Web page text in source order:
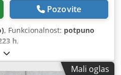
Pozovite
, Funkcionalnost: potpuno
h,
Mali oglas